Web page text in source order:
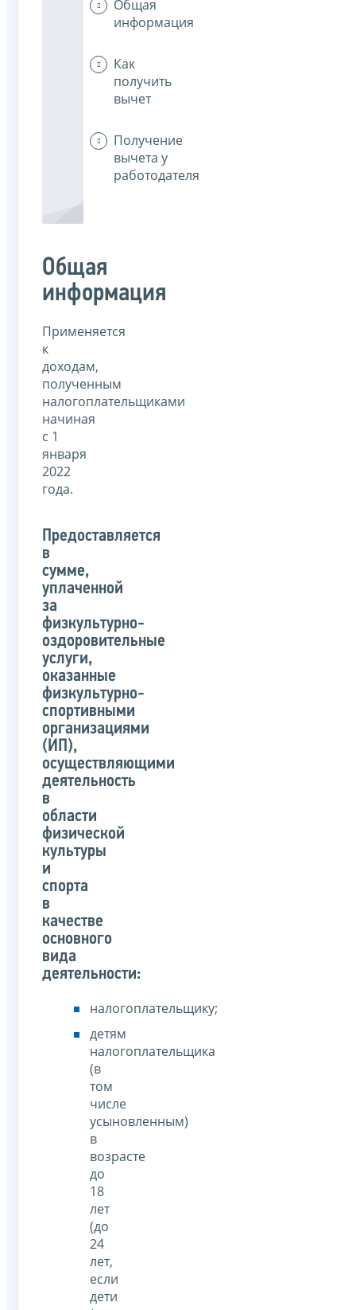
Общая
информация
Как
получить
вычет
Получение
вычета у
работодателя
Общая
информация
Применяется
к
доходам,
полученным
налогоплательщиками
начиная
с 1
января
2022
года.
Предоставляется
в
сумме,
уплаченной
за
физкультурно-
оздоровительные
услуги,
оказанные
физкультурно-
спортивными
организациями
(ИП),
осуществляющими
деятельность
в
области
физической
культуры
и
спорта
в
качестве
основного
вида
деятельности:
налогоплательщику;
детям
налогоплательщика
(в
том
числе
усыновленным)
в
возрасте
до
18
лет
(до
24
лет,
если
дети